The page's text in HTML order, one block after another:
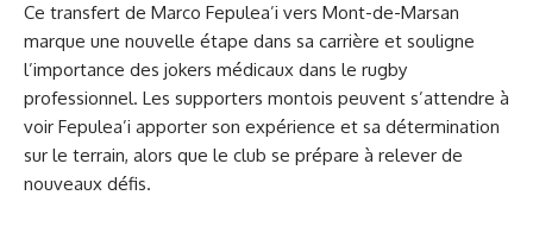
Ce transfert de Marco Fepulea’i vers Mont-de-Marsan
marque une nouvelle étape dans sa carrière et souligne
l’importance des jokers médicaux dans le rugby
professionnel. Les supporters montois peuvent s’attendre à
voir Fepulea’i apporter son expérience et sa détermination
sur le terrain, alors que le club se prépare à relever de
nouveaux défis.